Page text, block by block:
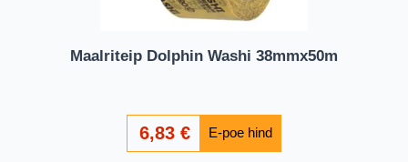
Maalriteip Dolphin Washi 38mmx50m
6,83€